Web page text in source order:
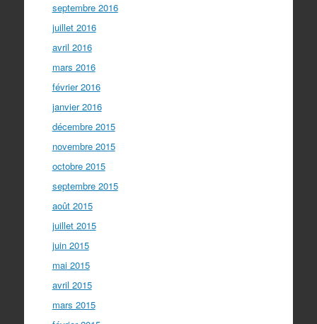
septembre 2016
juillet 2016
avril 2016
mars 2016
février 2016
janvier 2016
décembre 2015
novembre 2015
octobre 2015
septembre 2015
août 2015
juillet 2015
juin 2015
mai 2015
avril 2015
mars 2015